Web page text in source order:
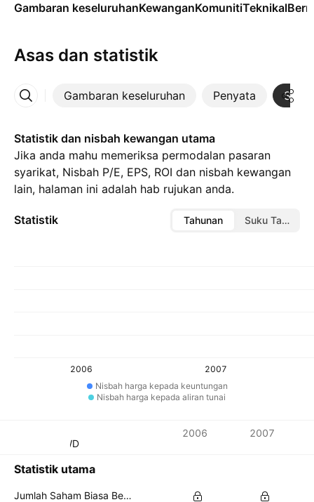
Gambaran keseluruhanKewanganKomunitiTeknikal
Asas dan statistik
Gambaran keseluruhan Penyata
Lebih
Statistik dan nisbah kewangan utama
Jika anda mahu memeriksa permodalan pasaran
syarikat, Nisbah P/E, EPS, ROI dan nisbah kewangan
lain, halaman ini adalah hab rujukan anda.
Statistik Tahunan Suku Tahunan
2006
2007
Nisbah harga kepada keuntungan
Nisbah harga kepada aliran tunai
Mata wang: TWD
2006 2007
Statistik utama
Jumlah Saham Biasa Belum Jelas